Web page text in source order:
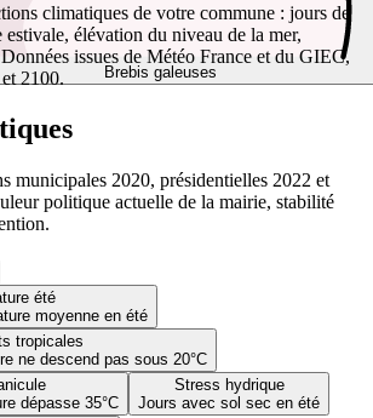
Brebis galeuses
été
moyenne en été
tropicales
ne descend pas sous 20°C
dépasse 35°C
Stress hydrique
Jours avec sol sec en été
climatiques de votre commune : jours de
estivale, élévation du niveau de la mer,
Données issues de Météo France et du GIEC,
2100.
municipales 2020, présidentielles 2022 et
politique actuelle de la mairie, stabilité